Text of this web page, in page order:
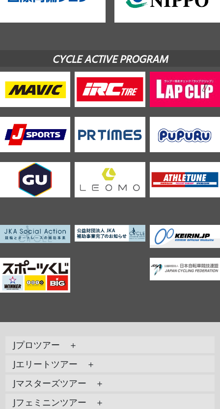
CYCLE ACTIVE PROGRAM
Jプロツアー ＋
Jエリートツアー ＋
Jマスターズツアー ＋
Jフェミニンツアー ＋